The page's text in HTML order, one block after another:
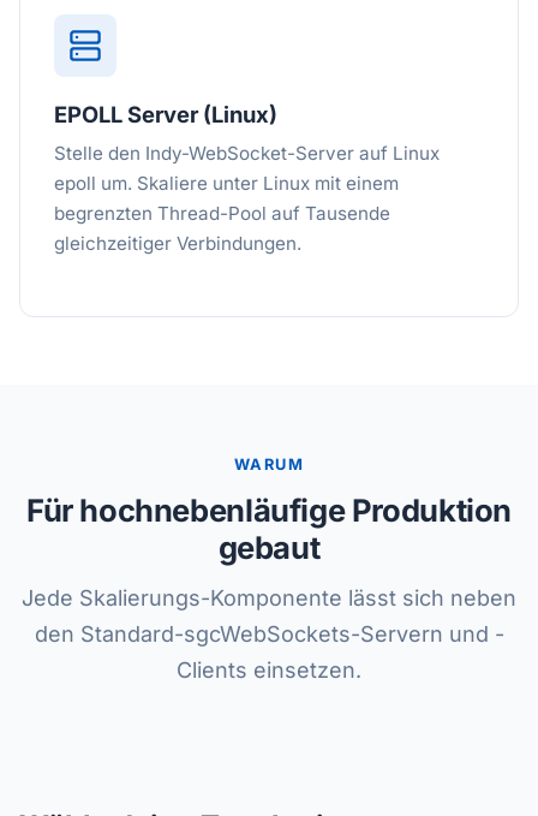
EPOLL Server (Linux)
Stelle den Indy-WebSocket-Server auf Linux
epoll um. Skaliere unter Linux mit einem
begrenzten Thread-Pool auf Tausende
gleichzeitiger Verbindungen.
WARUM
Für hochnebenläufige Produktion
gebaut
Jede Skalierungs-Komponente lässt sich neben
den Standard-sgcWebSockets-Servern und -
Clients einsetzen.